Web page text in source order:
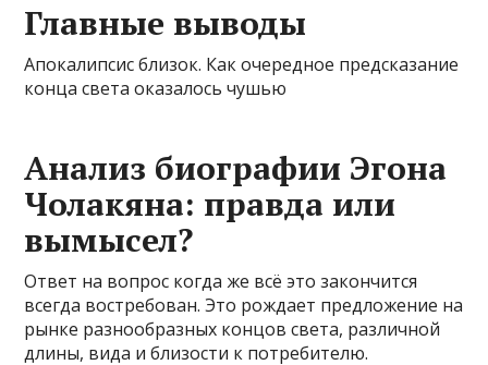
Главные выводы
Апокалипсис близок. Как очередное предсказание
конца света оказалось чушью
Анализ биографии Эгона
Чолакяна: правда или
вымысел?
Ответ на вопрос когда же всё это закончится
всегда востребован. Это рождает предложение на
рынке разнообразных концов света, различной
длины, вида и близости к потребителю.